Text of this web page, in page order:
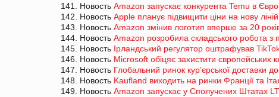
141. Новость Amazon запускає конкурента Temu в
142. Новость Apple планує підвищити ціни на нову
143. Новость Amazon змінив логотип вперше за 20
144. Новость Amazon розробила складського робота з
145. Новость Ірландський регулятор оштрафував
146. Новость Microsoft обіцяє захистити європейських
147. Новость Глобальний ринок кур’єрської доставки
148. Новость Kaufland виходить на ринки Франції та
149. Новость Amazon запускає у Сполучених Штатах